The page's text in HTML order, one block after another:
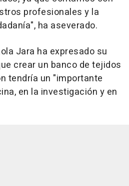
profesionales y la
ha aseverado.
Jara ha expresado su
crear un banco de tejidos
tendría un "importante
en la investigación y en